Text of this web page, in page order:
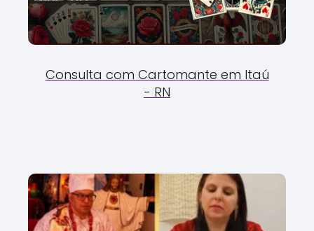
Consulta com Cartomante em Itaú
- RN